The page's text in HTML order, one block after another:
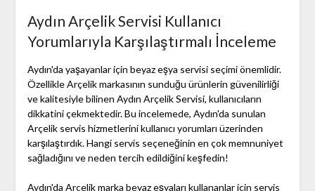
Aydın Arçelik Servisi Kullanıcı
Yorumlarıyla Karşılaştırmalı İnceleme
Aydın'da yaşayanlar için beyaz eşya servisi seçimi önemlidir.
Özellikle Arçelik markasının sunduğu ürünlerin güvenilirliği
ve kalitesiyle bilinen Aydın Arçelik Servisi, kullanıcıların
dikkatini çekmektedir. Bu incelemede, Aydın'da sunulan
Arçelik servis hizmetlerini kullanıcı yorumları üzerinden
karşılaştırdık. Hangi servis seçeneğinin en çok memnuniyet
sağladığını ve neden tercih edildiğini keşfedin!
Aydın'da Arçelik marka beyaz eşyaları kullananlar için servis